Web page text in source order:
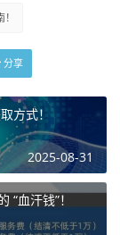
分享
方式！
2025-08-31
血汗钱”！